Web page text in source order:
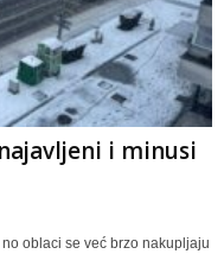
i minusi
oblaci se već brzo nakupljaju